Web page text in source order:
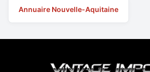
Annuaire Nouvelle-Aquitaine